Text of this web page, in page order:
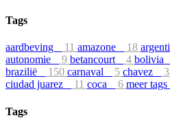
Tags
aardbeving 11 amazone 18
autonomie
9 betancourt 4 bolivia
brazilië
150 carnaval 5 chavez
ciudad juarez
11 coca 6 meer tags
Tags